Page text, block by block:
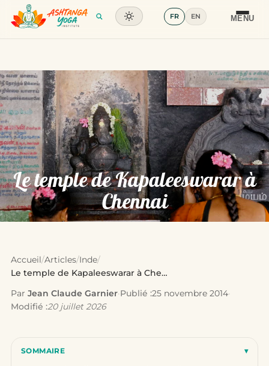
MENU
Formation
Glossaire
Contact
FR EN
Le temple de Kapaleeswarar à
Chennai
Accueil/Articles/Inde/
Le temple de Kapaleeswarar à Chennai
Par Jean Claude Garnier·Publié :25 novembre 2014·
Modifié :20 juillet 2026
SOMMAIRE ▾